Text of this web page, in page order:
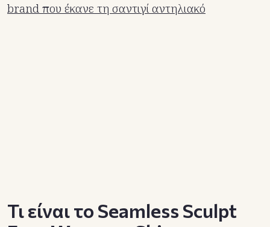
brand που έκανε τη σαντιγί αντηλιακό
Τι είναι το Seamless Sculpt